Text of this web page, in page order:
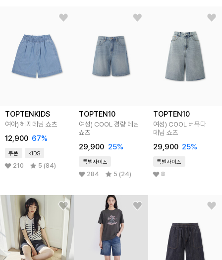
TOPTENKIDS
여아) 헤지데님 쇼츠
12,900 67%
쿠폰 KIDS
210 5 (84)
TOPTEN10
여성) COOL 경량 데님
쇼츠
29,900 25%
특별사이즈
284 5 (24)
TOPTEN10
여성) COOL 버뮤다
데님 쇼츠
29,900 25%
특별사이즈
8